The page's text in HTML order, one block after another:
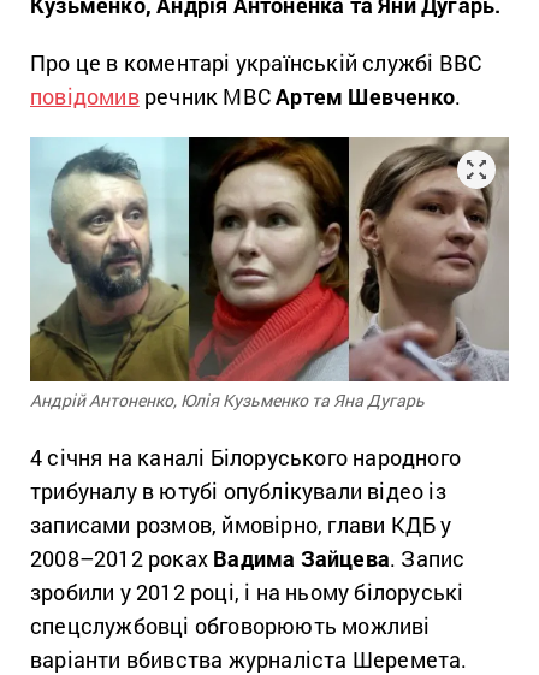
Про це в коментарі українській службі BBC
повідомивречник МВСАртем Шевченко.
Андрій Антоненко, Юлія Кузьменко та Яна Дугарь
4 січня на каналі Білоруського народного
трибуналу в ютубі опублікували відео із
записами розмов, ймовірно, глави КДБ у
2008–2012 роках Вадима Зайцева. Запис
зробили у 2012 році, і на ньому білоруські
спецслужбовці обговорюють можливі
варіанти вбивства журналіста Шеремета.